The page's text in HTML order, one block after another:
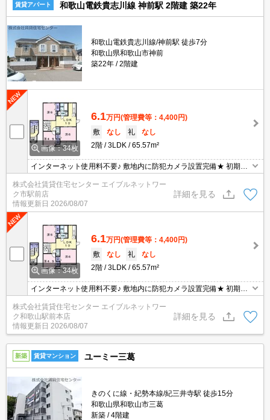
賃貸アパート 和歌山電鉄貴志川線 神前駅 2階建 築22年
和歌山電鉄貴志川線/神前駅 徒歩7分
和歌山県和歌山市神前
築22年
2階建
画像：34枚
6.1万円(管理費等：4,400円)
敷
なし 礼
なし
2階
3LDK 65.57m²
インターネット使用料不要♪ 敷地内に防犯カメラ設置完備★ 初期費
用の交渉は、賃貸住宅センターまで！！
株式会社賃貸住宅センター エイブルネットワー
ク市駅前店
情報更新日 2026/08/07
詳細を見る
画像：34枚
6.1万円(管理費等：4,400円)
敷
なし 礼
なし
2階
3LDK 65.57m²
インターネット使用料不要♪ 敷地内に防犯カメラ設置完備★ 初期費
用の交渉は、賃貸住宅センターまで！！
株式会社賃貸住宅センター エイブルネットワー
ク和歌山駅前本店
情報更新日 2026/08/07
詳細を見る
新築 賃貸マンション ユーミー三葛
きのくに線・紀勢本線/紀三井寺駅 徒歩15分
和歌山県和歌山市三葛
新築
4階建